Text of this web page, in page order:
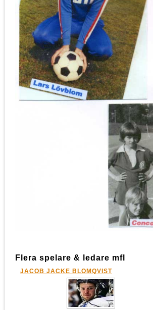
Flera spelare & ledare mfl
JACOB JACKE BLOMQVIST